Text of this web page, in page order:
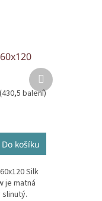
(430,5 balení)
Do košíku
Silk
je matná
Další
produkt